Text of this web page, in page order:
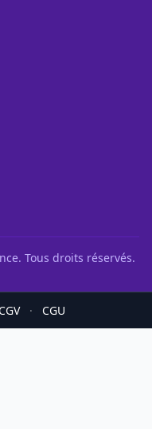
Tous droits réservés.
CGV · CGU